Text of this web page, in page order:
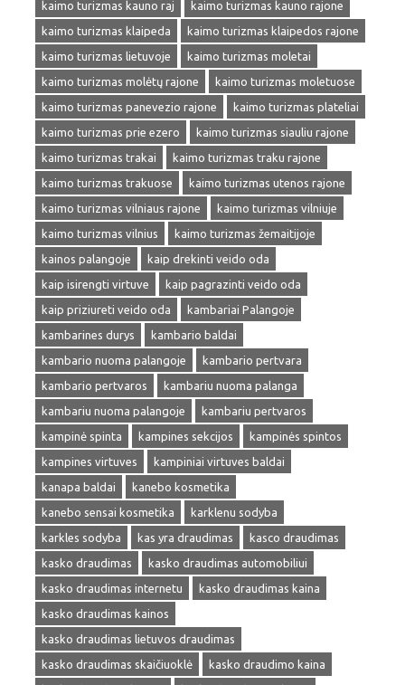
kaimo turizmas kauno raj
kaimo turizmas kauno rajone
kaimo turizmas klaipeda
kaimo turizmas klaipedos rajone
kaimo turizmas lietuvoje
kaimo turizmas moletai
kaimo turizmas molėtų rajone
kaimo turizmas moletuose
kaimo turizmas panevezio rajone
kaimo turizmas plateliai
kaimo turizmas prie ezero
kaimo turizmas siauliu rajone
kaimo turizmas trakai
kaimo turizmas traku rajone
kaimo turizmas trakuose
kaimo turizmas utenos rajone
kaimo turizmas vilniaus rajone
kaimo turizmas vilniuje
kaimo turizmas vilnius
kaimo turizmas žemaitijoje
kainos palangoje
kaip drekinti veido oda
kaip isirengti virtuve
kaip pagrazinti veido oda
kaip priziureti veido oda
kambariai Palangoje
kambarines durys
kambario baldai
kambario nuoma palangoje
kambario pertvara
kambario pertvaros
kambariu nuoma palanga
kambariu nuoma palangoje
kambariu pertvaros
kampinė spinta
kampines sekcijos
kampinės spintos
kampines virtuves
kampiniai virtuves baldai
kanapa baldai
kanebo kosmetika
kanebo sensai kosmetika
karklenu sodyba
karkles sodyba
kas yra draudimas
kasco draudimas
kasko draudimas
kasko draudimas automobiliui
kasko draudimas internetu
kasko draudimas kaina
kasko draudimas kainos
kasko draudimas lietuvos draudimas
kasko draudimas skaičiuoklė
kasko draudimo kaina